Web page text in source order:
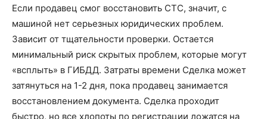
Если продавец смог восстановить СТС, значит, с
машиной нет серьезных юридических проблем.
Зависит от тщательности проверки. Остается
минимальный риск скрытых проблем, которые могут
«всплыть» в ГИБДД. Затраты времени Сделка может
затянуться на 1-2 дня, пока продавец занимается
восстановлением документа. Сделка проходит
быстро, но все хлопоты по регистрации ложатся на